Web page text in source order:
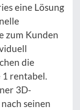
eine Lösung
zum Kunden
die
rentabel.
3D-
seinen